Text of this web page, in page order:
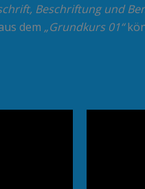
Beschriftung und
dem „Grundkurs 01“